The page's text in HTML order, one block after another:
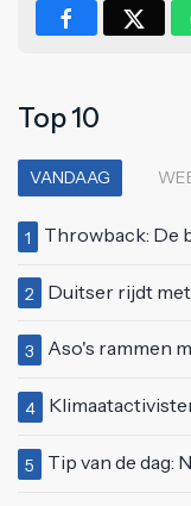
Top 10
VANDAAG
1 Throwback: De bekende
2 Duitser rijdt met z'n
3 Aso's rammen meerdere
4 Klimaatactivisten
5 Tip van de dag: